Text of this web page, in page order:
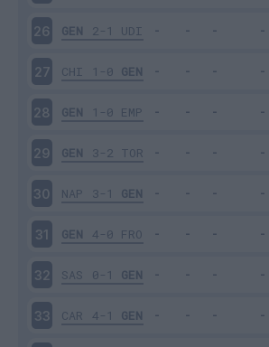
26 GEN 2-1 UDI
27 CHI 1-0 GEN
28 GEN 1-0 EMP
29 GEN 3-2 TOR
30 NAP 3-1 GEN
31 GEN 4-0 FRO
32 SAS 0-1 GEN
33 CAR 4-1 GEN